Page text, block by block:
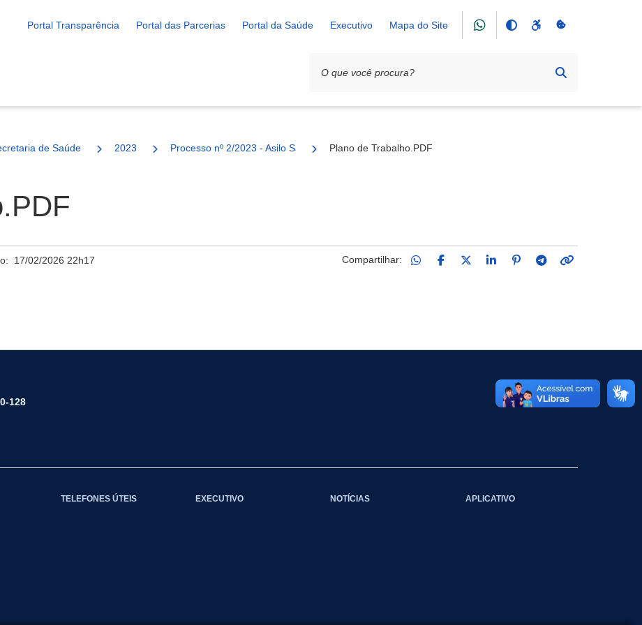
Portal Transparência Portal das Parcerias Portal da Saúde Executivo Mapa do Site
de Saúde 2023 Processo nº 2/2023 - Asilo São Francisco de Assis
Plano de Trabalho.PDF
17/02/2026 22h17 Compartilhar:
128
TELEFONES ÚTEIS EXECUTIVO NOTÍCIAS APLICATIVO